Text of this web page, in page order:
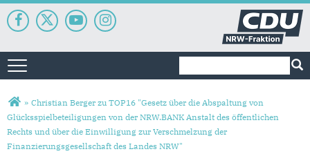
Toggle navigation
Sie sind hier
» Christian Berger zu TOP16 "Gesetz über die Abspaltung von
Glücksspielbeteiligungen von der NRW.BANK Anstalt des öffentlichen
Rechts und über die Einwilligung zur Verschmelzung der
Finanzierungsgesellschaft des Landes NRW"